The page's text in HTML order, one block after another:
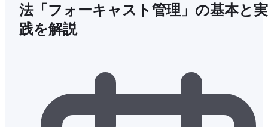
法「フォーキャスト管理」の基本と実
践を解説